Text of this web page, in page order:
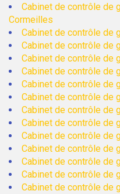
Cabinet de contrôle de
Cormeilles
Cabinet de contrôle de
Cabinet de contrôle de
Cabinet de contrôle de
Cabinet de contrôle de
Cabinet de contrôle de
Cabinet de contrôle de
Cabinet de contrôle de
Cabinet de contrôle de
Cabinet de contrôle de
Cabinet de contrôle de
Cabinet de contrôle de
Cabinet de contrôle de
Cabinet de contrôle de